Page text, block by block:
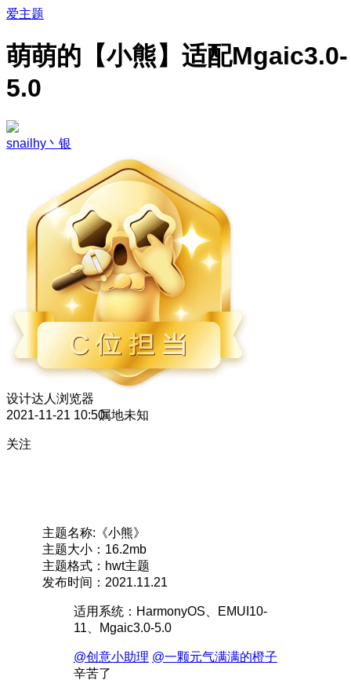
爱主题
萌萌的【小熊】适配Mgaic3.0-
5.0
snailhy丶银
设计达人 浏览器
2021-11-21 10:50属地未知
关注
主题名称:《小熊》
主题大小：16.2mb
主题格式：hwt主题
发布时间：2021.11.21
适用系统：HarmonyOS、EMUI10-
11、Mgaic3.0-5.0
@创意小助理 @一颗元气满满的橙子
辛苦了